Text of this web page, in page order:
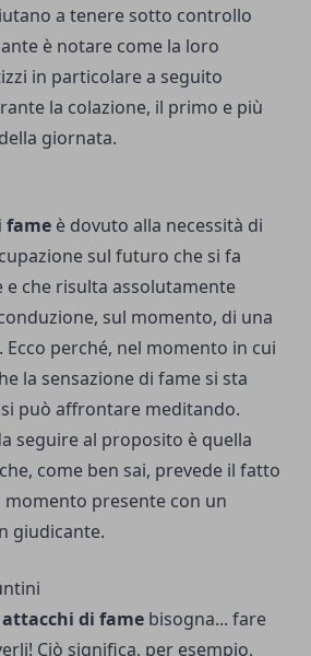
a tenere sotto controllo
è notare come la loro
in particolare a seguito
la colazione, il primo e più
giornata.
fame è dovuto alla necessità di
sul futuro che si fa
e che risulta assolutamente
sul momento, di una
perché, nel momento in cui
la sensazione di fame si sta
può affrontare meditando.
seguire al proposito è quella
come ben sai, prevede il fatto
presente con un
giudicante.
di fame bisogna... fare
Ciò significa, per esempio,